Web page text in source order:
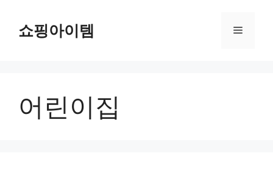
쇼핑아이템 메
어린이집